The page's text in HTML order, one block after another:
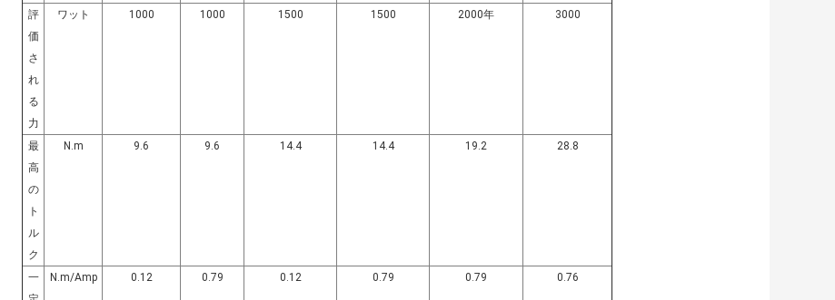
評
価
さ
れ
る
力
ワット 1000 1000 1500 1500 2000年 3000
最
高
の
ト
ル
ク
N.m 9.6 9.6 14.4 14.4 19.2 28.8
一
N.m/Amp 0.12 0.79 0.12 0.79 0.79 0.76